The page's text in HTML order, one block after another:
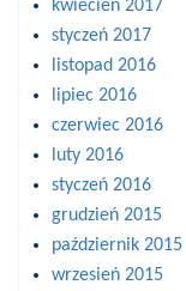
kwiecień 2017
styczeń 2017
listopad 2016
lipiec 2016
czerwiec 2016
luty 2016
styczeń 2016
grudzień 2015
październik 2015
wrzesień 2015